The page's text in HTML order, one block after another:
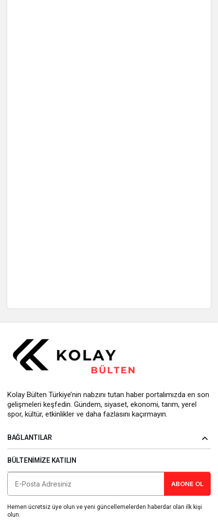
Kolay Bülten Türkiye’nin nabzını tutan haber portalımızda en son
gelişmeleri keşfedin. Gündem, siyaset, ekonomi, tarım, yerel
spor, kültür, etkinlikler ve daha fazlasını kaçırmayın.
BAĞLANTILAR
BÜLTENIMIZE KATILIN
ABONE OL
Hemen ücretsiz üye olun ve yeni güncellemelerden haberdar olan ilk kişi
olun.